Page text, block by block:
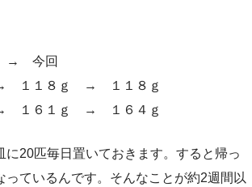
→ 今回
１１８ｇ → １１８ｇ
１６１ｇ → １６４ｇ
に20匹毎日置いておきます。すると帰っ
っているんです。そんなことが約2週間以